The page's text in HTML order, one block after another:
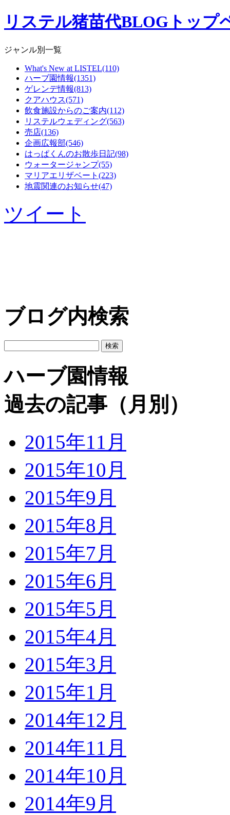
リステル猪苗代BLOGトップ
ジャンル別一覧
What's New at LISTEL(110)
ハーブ園情報(1351)
ゲレンデ情報(813)
クアハウス(571)
飲食施設からのご案内(112)
リステルウェディング(563)
売店(136)
企画広報部(546)
はっぱくんのお散歩日記(98)
ウォータージャンプ(55)
マリアエリザベート(223)
地震関連のお知らせ(47)
ツイート
ブログ内検索
ハーブ園情報
過去の記事（月別）
2015年11月
2015年10月
2015年9月
2015年8月
2015年7月
2015年6月
2015年5月
2015年4月
2015年3月
2015年1月
2014年12月
2014年11月
2014年10月
2014年9月